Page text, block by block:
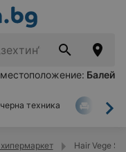
Балей
техника За
Hair Vege